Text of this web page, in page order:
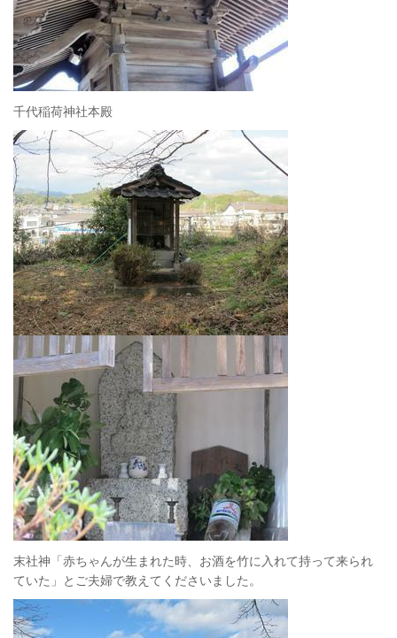
千代稲荷神社本殿
末社神「赤ちゃんが生まれた時、お酒を竹に入れて持って来られ
ていた」とご夫婦で教えてくださいました。